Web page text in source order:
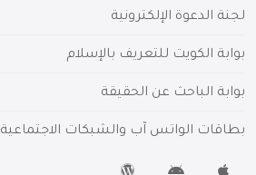
لجنة الدعوة الإلكترونية
بوابة الكويت للتعريف بالإسلام
بوابة الباحث عن الحقيقة
بطاقات الواتس آب والشبكات الاجتماعية